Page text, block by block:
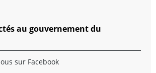
au gouvernement du
sur Facebook